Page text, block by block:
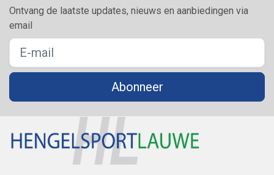
Ontvang de laatste updates, nieuws en aanbiedingen via
email
Abonneer